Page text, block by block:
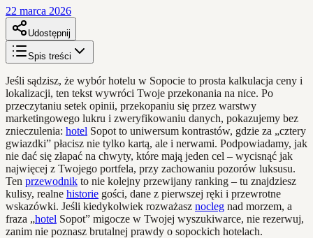
22 marca 2026
Udostępnij
Spis treści
Jeśli sądzisz, że wybór hotelu w Sopocie to prosta kalkulacja ceny i
lokalizacji, ten tekst wywróci Twoje przekonania na nice. Po
przeczytaniu setek opinii, przekopaniu się przez warstwy
marketingowego lukru i zweryfikowaniu danych, pokazujemy bez
znieczulenia: hotel Sopot to uniwersum kontrastów, gdzie za „cztery
gwiazdki” płacisz nie tylko kartą, ale i nerwami. Podpowiadamy, jak
nie dać się złapać na chwyty, które mają jeden cel – wycisnąć jak
najwięcej z Twojego portfela, przy zachowaniu pozorów luksusu.
Ten przewodnik to nie kolejny przewijany ranking – tu znajdziesz
kulisy, realne historie gości, dane z pierwszej ręki i przewrotne
wskazówki. Jeśli kiedykolwiek rozważasz nocleg nad morzem, a
fraza „hotel Sopot” migocze w Twojej wyszukiwarce, nie rezerwuj,
zanim nie poznasz brutalnej prawdy o sopockich hotelach.